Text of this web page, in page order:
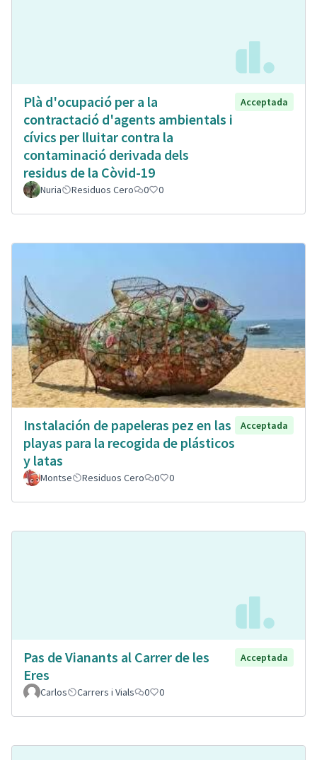
Plà d'ocupació per a la
contractació d'agents ambientals i
cívics per lluitar contra la
contaminació derivada dels
residus de la Còvid-19
Acceptada
Nuria Residuos Cero 0 0
Instalación de papeleras pez en las
playas para la recogida de plásticos
y latas
Acceptada
Montse Residuos Cero 0 0
Pas de Vianants al Carrer de les
Eres
Acceptada
Carlos Carrers i Vials 0 0